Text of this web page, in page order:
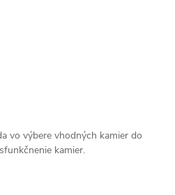
vo výbere vhodných kamier do
kamier.